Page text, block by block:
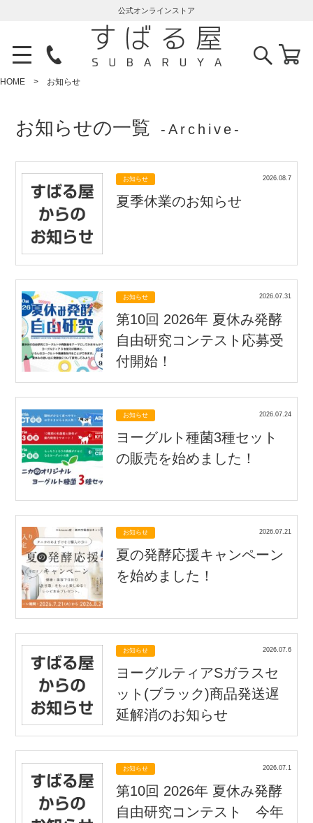
公式オンラインストア
HOME お知らせ
お知らせの一覧 ‐Archive‐
お知らせ 2026.08.7
夏季休業のお知らせ
お知らせ 2026.07.31
第10回 2026年 夏休み発酵
自由研究コンテスト応募受
付開始！
お知らせ 2026.07.24
ヨーグルト種菌3種セット
の販売を始めました！
お知らせ 2026.07.21
夏の発酵応援キャンペーン
を始めました！
お知らせ 2026.07.6
ヨーグルティアSガラスセ
ット(ブラック)商品発送遅
延解消のお知らせ
お知らせ 2026.07.1
第10回 2026年 夏休み発酵
自由研究コンテスト 今年